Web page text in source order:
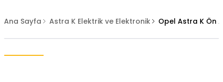
Ana Sayfa Astra K Elektrik ve Elektronik Opel Astra K Ön